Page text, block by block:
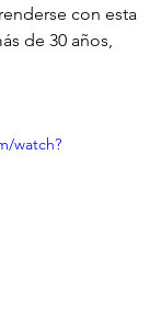
con esta
de 30 años,
watch?